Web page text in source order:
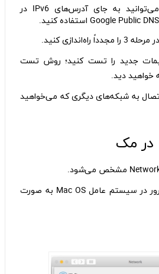
: می‌توانید به جای آدرس‌های IPv6 در
جدید را تست کنید؛ روش تست
خواهید دید.
اتصال به شبکه‌های دیگری که می‌خواهید
تغییر تنظیمات DNS سرور در سیستم عامل Mac OS به صورت